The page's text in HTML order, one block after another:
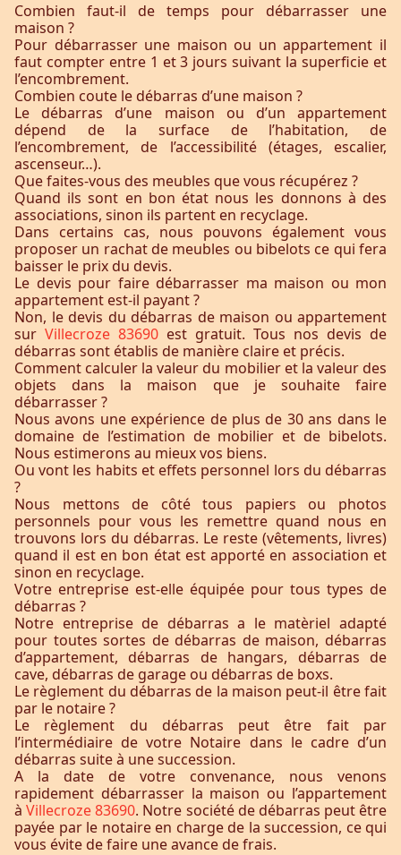
Combien faut-il de temps pour débarrasser une
maison ?
Pour débarrasser une maison ou un appartement il
faut compter entre 1 et 3 jours suivant la superficie et
l’encombrement.
Combien coute le débarras d’une maison ?
Le débarras d’une maison ou d’un appartement
dépend de la surface de l’habitation, de
l’encombrement, de l’accessibilité (étages, escalier,
ascenseur…).
Que faites-vous des meubles que vous récupérez ?
Quand ils sont en bon état nous les donnons à des
associations, sinon ils partent en recyclage.
Dans certains cas, nous pouvons également vous
proposer un rachat de meubles ou bibelots ce qui fera
baisser le prix du devis.
Le devis pour faire débarrasser ma maison ou mon
appartement est-il payant ?
Non, le devis du débarras de maison ou appartement
sur Villecroze 83690 est gratuit. Tous nos devis de
débarras sont établis de manière claire et précis.
Comment calculer la valeur du mobilier et la valeur des
objets dans la maison que je souhaite faire
débarrasser ?
Nous avons une expérience de plus de 30 ans dans le
domaine de l’estimation de mobilier et de bibelots.
Nous estimerons au mieux vos biens.
Ou vont les habits et effets personnel lors du débarras
?
Nous mettons de côté tous papiers ou photos
personnels pour vous les remettre quand nous en
trouvons lors du débarras. Le reste (vêtements, livres)
quand il est en bon état est apporté en association et
sinon en recyclage.
Votre entreprise est-elle équipée pour tous types de
débarras ?
Notre entreprise de débarras a le matèriel adapté
pour toutes sortes de débarras de maison, débarras
d’appartement, débarras de hangars, débarras de
cave, débarras de garage ou débarras de boxs.
Le règlement du débarras de la maison peut-il être fait
par le notaire ?
Le règlement du débarras peut être fait par
l’intermédiaire de votre Notaire dans le cadre d’un
débarras suite à une succession.
A la date de votre convenance, nous venons
rapidement débarrasser la maison ou l’appartement
àVillecroze 83690. Notre société de débarras peut être
payée par le notaire en charge de la succession, ce qui
vous évite de faire une avance de frais.